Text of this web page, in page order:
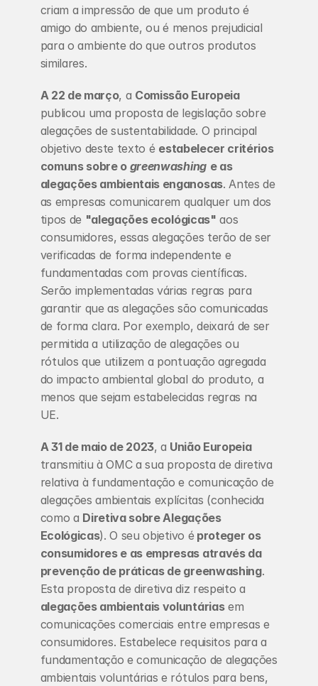
criam a impressão de que um produto é
amigo do ambiente, ou é menos prejudicial
para o ambiente do que outros produtos
similares.
A 22 de março, a Comissão Europeia
publicou uma proposta de legislação sobre
alegações de sustentabilidade. O principal
objetivo deste texto é estabelecer critérios
comuns sobre o greenwashing e as
alegações ambientais enganosas. Antes de
as empresas comunicarem qualquer um dos
tipos de "alegações ecológicas" aos
consumidores, essas alegações terão de ser
verificadas de forma independente e
fundamentadas com provas científicas.
Serão implementadas várias regras para
garantir que as alegações são comunicadas
de forma clara. Por exemplo, deixará de ser
permitida a utilização de alegações ou
rótulos que utilizem a pontuação agregada
do impacto ambiental global do produto, a
menos que sejam estabelecidas regras na
UE.
A 31 de maio de 2023, a União Europeia
transmitiu à OMC a sua proposta de diretiva
relativa à fundamentação e comunicação de
alegações ambientais explícitas (conhecida
como a Diretiva sobre Alegações
Ecológicas). O seu objetivo é proteger os
consumidores e as empresas através da
prevenção de práticas de greenwashing.
alegações ambientais voluntárias em
comunicações comerciais entre empresas e
consumidores. Estabelece requisitos para a
fundamentação e comunicação de alegações
ambientais voluntárias e rótulos para bens,